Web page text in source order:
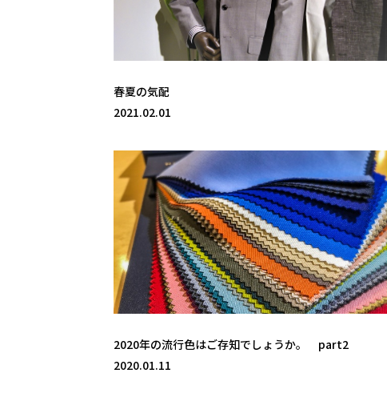
春夏の気配
2021.02.01
2020年の流行色はご存知でしょうか。 part2
2020.01.11